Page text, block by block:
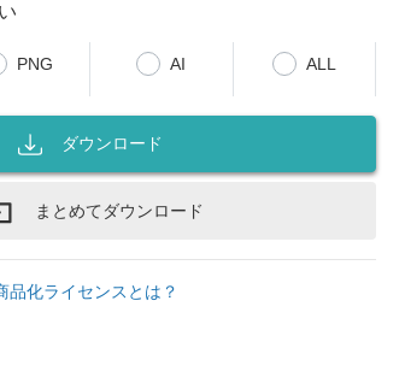
PNG AI ALL
ダウンロード
まとめてダウンロード
品化ライセンスとは？